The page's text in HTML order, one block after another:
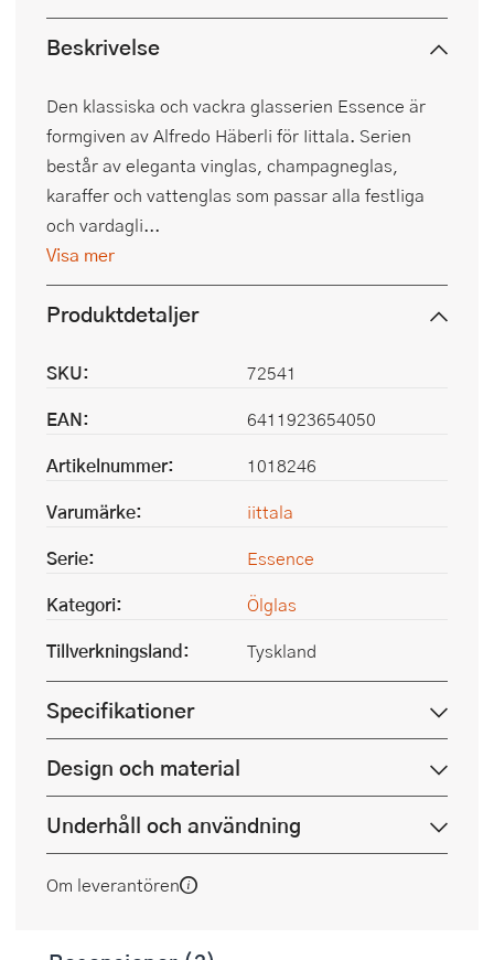
Beskrivelse
Den klassiska och vackra glasserien Essence är
formgiven av Alfredo Häberli för Iittala. Serien
består av eleganta vinglas, champagneglas,
karaffer och vattenglas som passar alla festliga
och vardagli...
Visa mer
Produktdetaljer
SKU:
72541
EAN:
6411923654050
Artikelnummer:
1018246
Varumärke:
iittala
Serie:
Essence
Kategori:
Ölglas
Tillverkningsland:
Tyskland
Specifikationer
Design och material
Underhåll och användning
Om leverantören